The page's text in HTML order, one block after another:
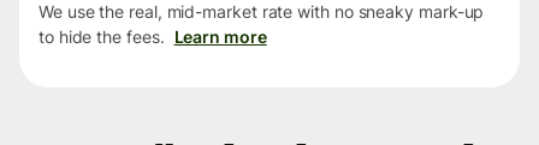
We use the real, mid-market rate with no sneaky mark-up
to hide the fees. Learn more